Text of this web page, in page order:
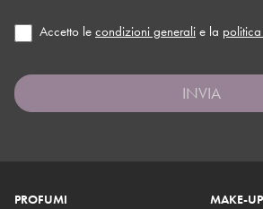
Accetto le condizioni generali e la
INVIA
PROFUMI MAKE-UP